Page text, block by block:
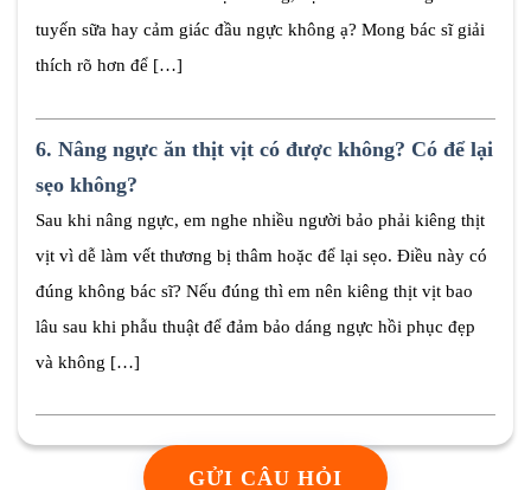
tuyến sữa hay cảm giác đầu ngực không ạ? Mong bác sĩ giải
thích rõ hơn để […]
6. Nâng ngực ăn thịt vịt có được không? Có để lại
sẹo không?
Sau khi nâng ngực, em nghe nhiều người bảo phải kiêng thịt
vịt vì dễ làm vết thương bị thâm hoặc để lại sẹo. Điều này có
đúng không bác sĩ? Nếu đúng thì em nên kiêng thịt vịt bao
lâu sau khi phẫu thuật để đảm bảo dáng ngực hồi phục đẹp
và không […]
GỬI CÂU HỎI